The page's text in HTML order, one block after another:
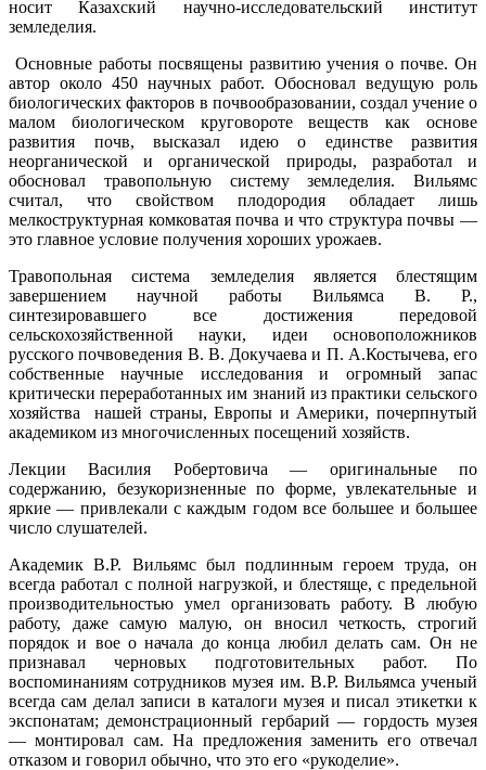
носит Казахский научно-исследовательский институт
земледелия.
Основные работы посвящены развитию учения о почве. Он
автор около 450 научных работ. Обосновал ведущую роль
биологических факторов в почвообразовании, создал учение о
малом биологическом круговороте веществ как основе
развития почв, высказал идею о единстве развития
неорганической и органической природы, разработал и
обосновал травопольную систему земледелия. Вильямс
считал, что свойством плодородия обладает лишь
мелкоструктурная комковатая почва и что структура почвы —
это главное условие получения хороших урожаев.
Травопольная система земледелия является блестящим
завершением научной работы Вильямса В. Р.,
синтезировавшего все достижения передовой
сельскохозяйственной науки, идеи основоположников
русского почвоведения В. В. Докучаева и П. А.Костычева, его
собственные научные исследования и огромный запас
критически переработанных им знаний из практики сельского
хозяйства нашей страны, Европы и Америки, почерпнутый
академиком из многочисленных посещений хозяйств.
Лекции Василия Робертовича — оригинальные по
содержанию, безукоризненные по форме, увлекательные и
яркие — привлекали с каждым годом все большее и большее
число слушателей.
Академик B.Р. Вильямс был подлинным героем труда, он
всегда работал с полной нагрузкой, и блестяще, с предельной
производительностью умел организовать работу. В любую
работу, даже самую малую, он вносил четкость, строгий
порядок и вое о начала до конца любил делать сам. Он не
признавал черновых подготовительных работ. По
воспоминаниям сотрудников музея им. В.Р. Вильямса ученый
всегда сам делал записи в каталоги музея и писал этикетки к
экспонатам; демонстрационный гербарий — гордость музея
— монтировал сам. На предложения заменить его отвечал
отказом и говорил обычно, что это его «рукоделие».